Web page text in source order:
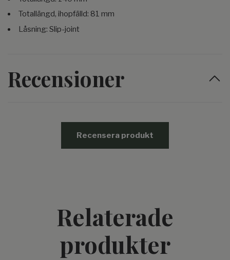
Totallängd, ihopfälld: 81 mm
Låsning: Slip-joint
Recensioner
Recensera produkt
Relaterade
produkter